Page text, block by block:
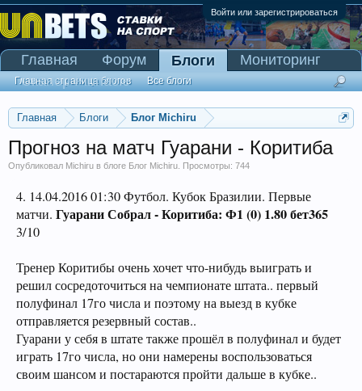
Войти или зарегистрироваться
Главная Блоги Блог Michiru
Прогноз на матч Гуарани - Коритиба
Опубликовал Michiru в блоге Блог Michiru . Просмотры: 744
4. 14.04.2016 01:30 Футбол. Кубок Бразилии. Первые
матчи. Гуарани Собрал-Коритиба: Ф1 (0) 1.80 бет365
3/10
Тренер Коритибы очень хочет что-нибудь выиграть и
решил сосредоточиться на чемпионате штата.. первый
полуфинал 17го числа и поэтому на выезд в кубке
отправляется резервный состав..
Гуарани у себя в штате также прошёл в полуфинал и будет
играть 17го числа, но они намерены воспользоваться
своим шансом и постараются пройти дальше в кубке..
Главная Форум Блоги
Главная страница блогов Все блоги
Мониторинг
Сканер Pinnacle